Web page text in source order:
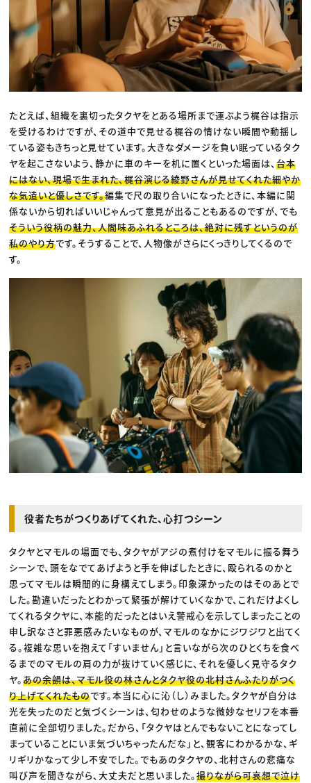
たとえば、組織を裏切ったタクヤをとある場所まで運ぶよう梶谷は指示
を受けるわけですが、その道中で見せる梶谷の情けない瞬間や動揺し
ている姿もきちっと見せています。大きなダメージを負い眠っているタク
ヤを起こさないよう、静かに車のキーを机に置くといった場面は、台本
にはない、現場で生まれた、梶谷演じる綾野さんが見せてくれた細やか
な気遣いと優しさです。編集で尺の取り合いになったときに、本編に関
係ないから切ればいいじゃんって意見が出ることもあるのですが、でも
そういう役柄の魅力、人間味あふれるところは、絶対に残すというのが
私のやり方です。そうすることで、人物像がさらにくっきりしてくるので
す。
役者たちがつくりあげてくれた、心打つシーン
タクヤとマモルの場面でも、タクヤがアジの煮付けをマモルに振る舞う
シーンで、頭をなでてあげようと手を伸ばしたときに、殴られるのかと
思ってマモルは瞬間的に身構えてしまう。印象深かったのはそのあとで
した。勘違いだったとわかって緊張が解けていくなかで、これだけよくし
てくれるタクヤに、本能的だったとはいえ警戒心を示してしまったことの
申し訳なさと罪悪感みたいなものが、マモルのなかにジワジワと出てく
る。複雑な思いを抱えて「すいません」と言いながら次のひとくちを食べ
るまでのマモルの肩の力が抜けていく感じに、それを優しく見守るタク
ヤ。あの余韻は、マモル役の林さんとタクヤ役の北村さんふたりがつく
り上げてくれたものです。本当に心に沁（し）みました。タクヤが自分は
光を失ったのだと気づくシーンは、匂わせのような微妙なセリフを本番
直前に全部切りました。だから、「タクヤはとんでもないことになってし
まっていることにいま気づいちゃったんだな」と、観客にわかるかな、ギ
リギリかなって少し不安でした。でもあのタクヤの、北村さんの悲痛な
叫び声を聞きながら、大丈夫だと思いました。撮りながら可哀想で泣け